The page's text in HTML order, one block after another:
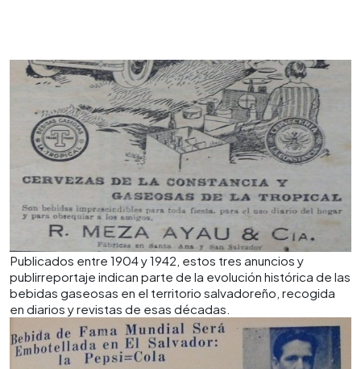
Publicados entre 1904 y 1942, estos tres anuncios y
publirreportaje indican parte de la evolución histórica de las
bebidas gaseosas en el territorio salvadoreño, recogida
en diarios y revistas de esas décadas.